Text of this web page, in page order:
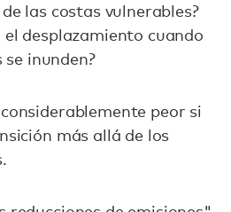
las costas vulnerables?
desplazamiento cuando
se inunden?
peor si
más allá de los